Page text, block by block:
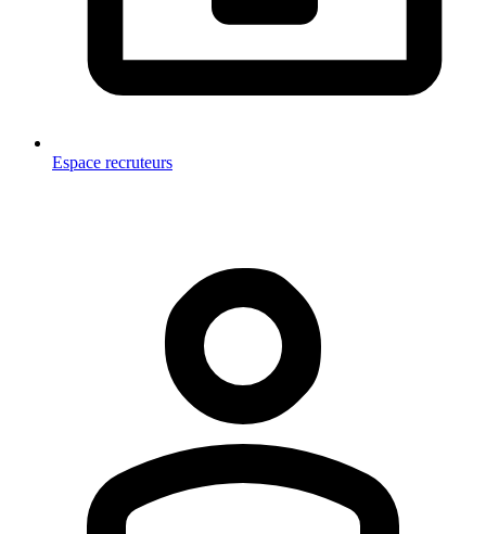
Espace recruteurs